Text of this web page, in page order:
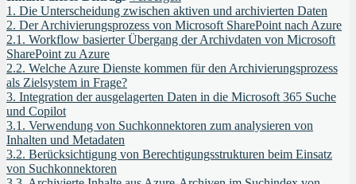
1. Die Unterscheidung zwischen aktiven und archivierten Daten
2. Der Archivierungsprozess von Microsoft SharePoint nach Azure
2.1. Workflow basierter Übergang der Archivdaten von Microsoft
SharePoint zu Azure
2.2. Welche Azure Dienste kommen für den Archivierungsprozess
als Zielsystem in Frage?
3. Integration der ausgelagerten Daten in die Microsoft 365 Suche
und Copilot
3.1. Verwendung von Suchkonnektoren zum analysieren von
Inhalten und Metadaten
3.2. Berücksichtigung von Berechtigungsstrukturen beim Einsatz
von Suchkonnektoren